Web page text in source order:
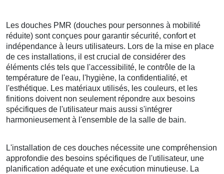
Les douches PMR (douches pour personnes à mobilité
réduite) sont conçues pour garantir sécurité, confort et
indépendance à leurs utilisateurs. Lors de la mise en place
de ces installations, il est crucial de considérer des
éléments clés tels que l'accessibilité, le contrôle de la
température de l'eau, l'hygiène, la confidentialité, et
l'esthétique. Les matériaux utilisés, les couleurs, et les
finitions doivent non seulement répondre aux besoins
spécifiques de l'utilisateur mais aussi s'intégrer
harmonieusement à l'ensemble de la salle de bain.
L'installation de ces douches nécessite une compréhension
approfondie des besoins spécifiques de l'utilisateur, une
planification adéquate et une exécution minutieuse. La